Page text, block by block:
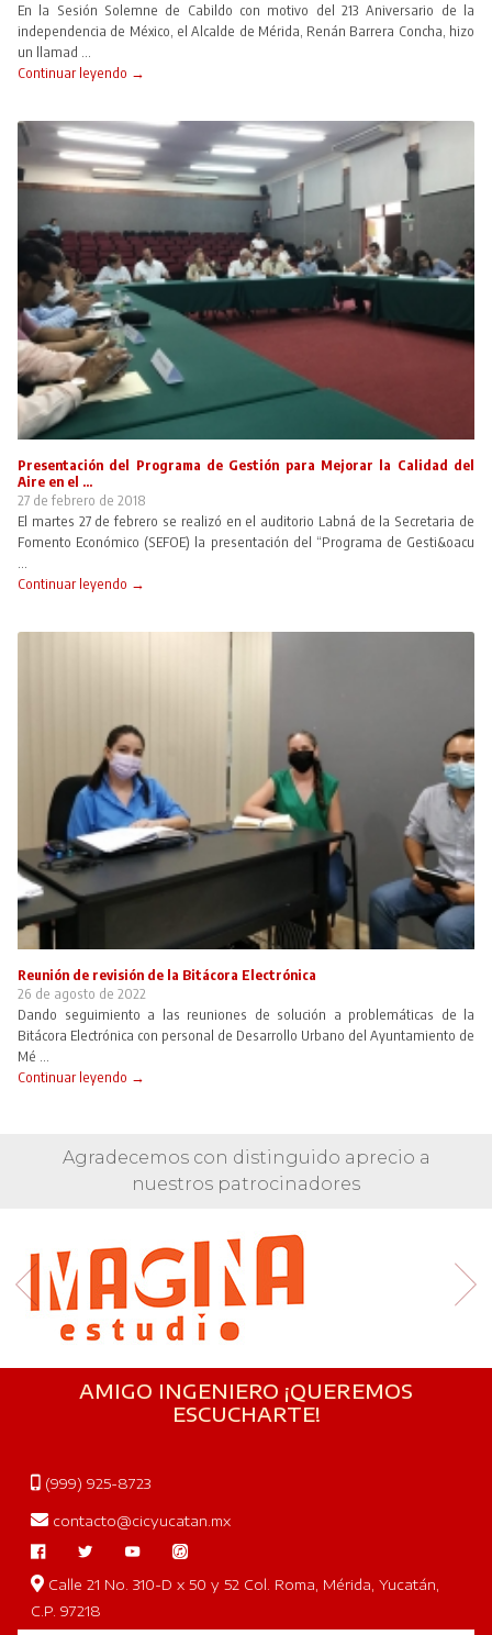
En la Sesión Solemne de Cabildo con motivo del 213 Aniversario de la
independencia de México, el Alcalde de Mérida, Renán Barrera Concha, hizo
un llamad ...
Continuar leyendo →
Presentación del Programa de Gestión para Mejorar la Calidad del
Aire en el ...
27 de febrero de 2018
El martes 27 de febrero se realizó en el auditorio Labná de la Secretaria de
Fomento Económico (SEFOE) la presentación del “Programa de Gesti&oacu
Continuar leyendo →
Reunión de revisión de la Bitácora Electrónica
26 de agosto de 2022
Dando seguimiento a las reuniones de solución a problemáticas de la
Bitácora Electrónica con personal de Desarrollo Urbano del Ayuntamiento de
Mé ...
Continuar leyendo →
Agradecemos con distinguido aprecio a
nuestros patrocinadores
AMIGO INGENIERO ¡QUEREMOS
ESCUCHARTE!
(999) 925-8723
contacto@cicyucatan.mx
Calle 21 No. 310-D x 50 y 52 Col. Roma, Mérida, Yucatán,
C.P. 97218